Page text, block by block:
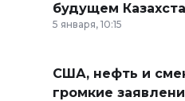
будущем
5 января, 10:15
США, нефть и
громкие